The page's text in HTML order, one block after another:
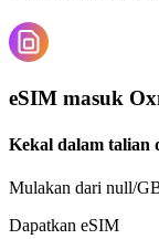
eSIM masuk
Kekal dalam talian
Mulakan dari null/
Dapatkan eSIM